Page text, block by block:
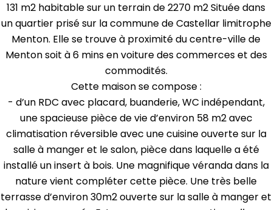
131 m2 habitable sur un terrain de 2270 m2 Située dans
un quartier prisé sur la commune de Castellar limitrophe
Menton. Elle se trouve à proximité du centre-ville de
Menton soit à 6 mins en voiture des commerces et des
commodités.
Cette maison se compose :
- d’un RDC avec placard, buanderie, WC indépendant,
une spacieuse pièce de vie d’environ 58 m2 avec
climatisation réversible avec une cuisine ouverte sur la
salle à manger et le salon, pièce dans laquelle a été
installé un insert à bois. Une magnifique véranda dans la
nature vient compléter cette pièce. Une très belle
terrasse d’environ 30m2 ouverte sur la salle à manger et